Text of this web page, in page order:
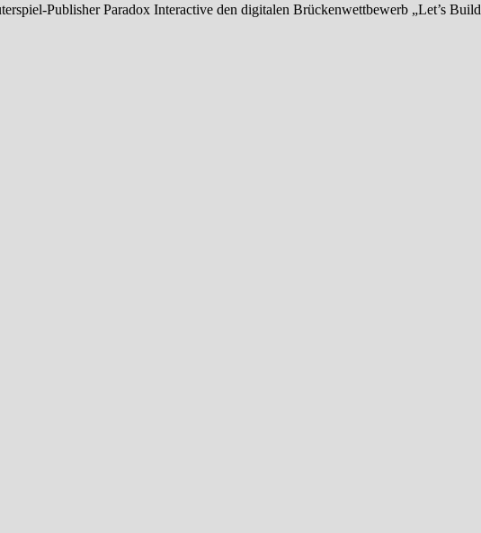
Publisher Paradox Interactive den digitalen Brückenwettbewerb „Let’s Build